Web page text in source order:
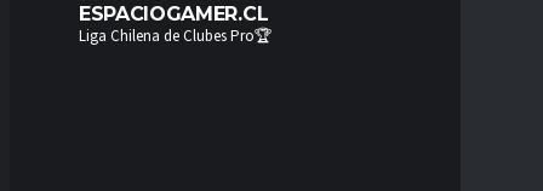
ESPACIOGAMER.CL
Liga Chilena de Clubes Pro🏆